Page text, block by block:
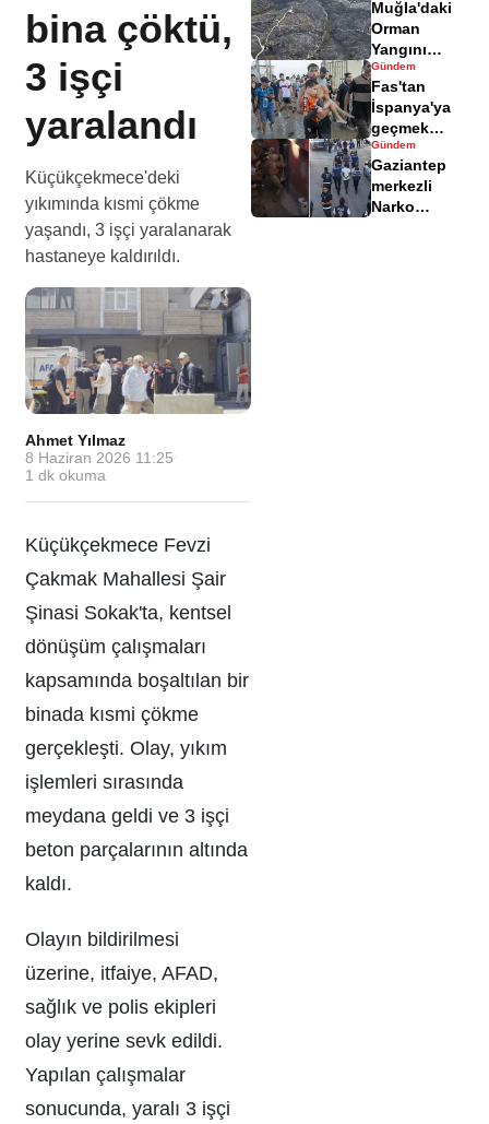
bina çöktü,
3 işçi
yaralandı
Küçükçekmece'deki
yıkımında kısmi çökme
yaşandı, 3 işçi yaralanarak
hastaneye kaldırıldı.
Ahmet Yılmaz·
8 Haziran 2026 11:25 ·
1 dk okuma
Küçükçekmece Fevzi
Çakmak Mahallesi Şair
Şinasi Sokak'ta, kentsel
dönüşüm çalışmaları
kapsamında boşaltılan bir
binada kısmi çökme
gerçekleşti. Olay, yıkım
işlemleri sırasında
meydana geldi ve 3 işçi
beton parçalarının altında
kaldı.
Olayın bildirilmesi
üzerine, itfaiye, AFAD,
sağlık ve polis ekipleri
olay yerine sevk edildi.
Yapılan çalışmalar
sonucunda, yaralı 3 işçi
yaralandı
Muğla'daki
Orman
Yangını
Sonrası
Zarar Gören
Alanlar
Havadisinde
Gündem
Fas'tan
İspanya'ya
geçmek
isteyen
göçmenler
geri döndü
Gündem
Gaziantep
merkezli
Narko